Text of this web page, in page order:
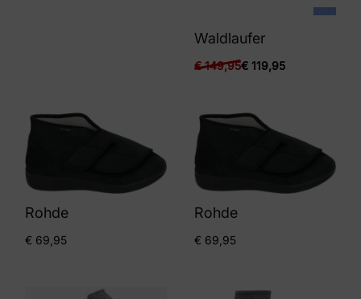
Waldlaufer
€149,95€119,95
Rohde
€ 69,95
Rohde
€ 69,95